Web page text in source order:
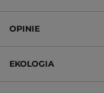
OPINIE
EKOLOGIA